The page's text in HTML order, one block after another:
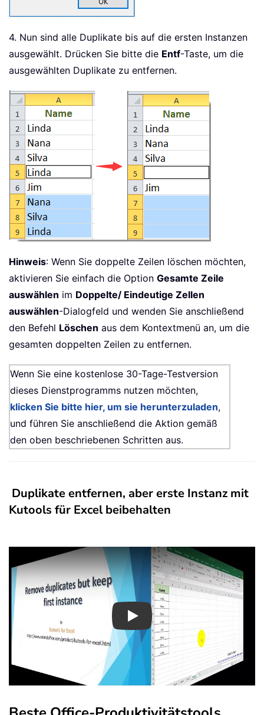
4. Nun sind alle Duplikate bis auf die ersten Instanzen
ausgewählt. Drücken Sie bitte die Entf-Taste, um die
ausgewählten Duplikate zu entfernen.
Hinweis: Wenn Sie doppelte Zeilen löschen möchten,
aktivieren Sie einfach die Option Gesamte Zeile
auswählen im Doppelte/ Eindeutige Zellen
auswählen-Dialogfeld und wenden Sie anschließend
den Befehl Löschen aus dem Kontextmenü an, um die
gesamten doppelten Zeilen zu entfernen.
Wenn Sie eine kostenlose 30-Tage-Testversion
dieses Dienstprogramms nutzen möchten,
klicken Sie bitte hier, um sie herunterzuladen,
und führen Sie anschließend die Aktion gemäß
den oben beschriebenen Schritten aus.
Duplikate entfernen, aber erste Instanz mit
Kutools für Excel beibehalten
Play